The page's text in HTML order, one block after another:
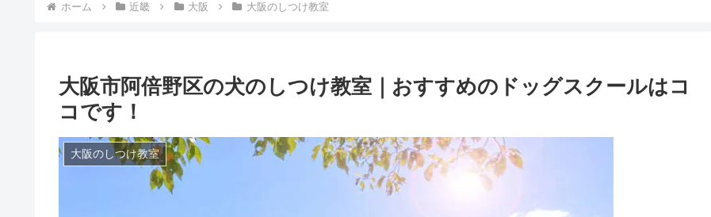
ホーム 近畿 大阪 大阪のしつけ教室
大阪市阿倍野区の犬のしつけ教室｜おすすめのドッグスクールはコ
コです！
大阪のしつけ教室